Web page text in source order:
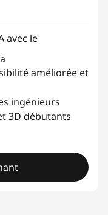
avec le
améliorée et
ingénieurs
3D débutants